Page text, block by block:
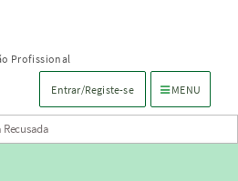
Profissional
Entrar/Registe-se Menu de
MENU